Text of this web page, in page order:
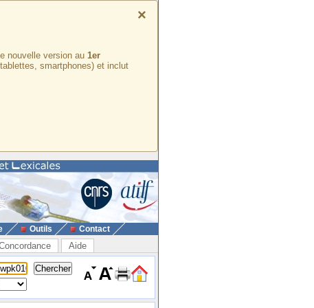
×
nouvelle version au 1er
smartphones) et inclut
Outils Contact
Aide